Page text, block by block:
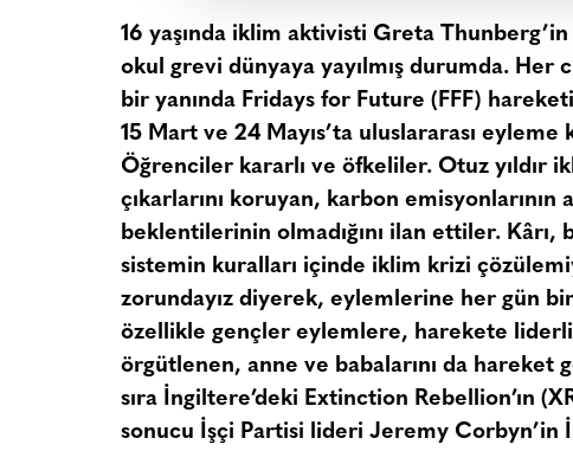
16 yaşında iklim aktivisti Greta Thunberg’in
okul grevi dünyaya yayılmış durumda. Her
bir yanında Fridays for Future (FFF)
15 Mart ve 24 Mayıs’ta uluslararası eyleme
Öğrenciler kararlı ve öfkeliler. Otuz yıldır
çıkarlarını koruyan, karbon
beklentilerinin olmadığını ilan ettiler.
sistemin kuralları içinde iklim krizi
zorundayız diyerek, eylemlerine her gün
özellikle gençler eylemlere, harekete
örgütlenen, anne ve babalarını da hareket
sıra İngiltere’deki Extinction Rebellion’ın
sonucu İşçi Partisi lideri Jeremy Corbyn’in